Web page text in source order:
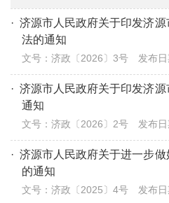
· 济源市人民政府关于印发济
法的通知
文号：济政〔2026〕3号 发布日
· 济源市人民政府关于印发济
通知
文号：济政〔2026〕2号 发布日
· 济源市人民政府关于进一步
的通知
文号：济政〔2025〕4号 发布日